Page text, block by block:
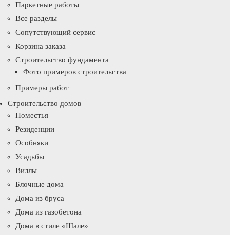
Паркетные работы
Все разделы
Сопутствующий сервис
Корзина заказа
Строительство фундамента
Фото примеров строительства
Примеры работ
Строительство домов
Поместья
Резиденции
Особняки
Усадьбы
Виллы
Блочные дома
Дома из бруса
Дома из газобетона
Дома в стиле «Шале»